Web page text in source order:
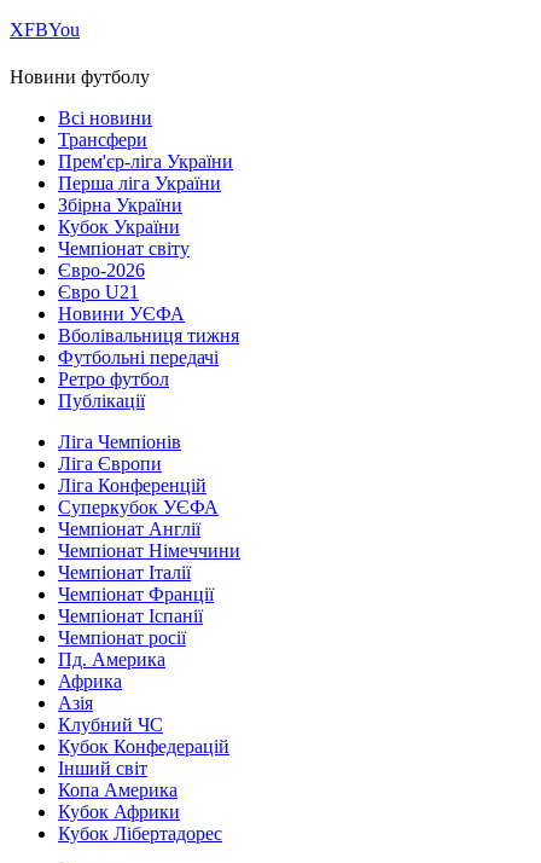
ХFBYou
Новини футболу
Всі новини
Трансфери
Прем'єр-ліга України
Перша ліга України
Збірна України
Кубок України
Чемпіонат світу
Євро-2026
Євро U21
Новини УЄФА
Вболівальниця тижня
Футбольні передачі
Ретро футбол
Публікації
Ліга Чемпіонів
Ліга Європи
Ліга Конференцій
Суперкубок УЄФА
Чемпіонат Англії
Чемпіонат Німеччини
Чемпіонат Італії
Чемпіонат Франції
Чемпіонат Іспанії
Чемпіонат росії
Пд. Америка
Африка
Азія
Клубний ЧС
Кубок Конфедерацій
Інший світ
Копа Америка
Кубок Африки
Кубок Лібертадорес